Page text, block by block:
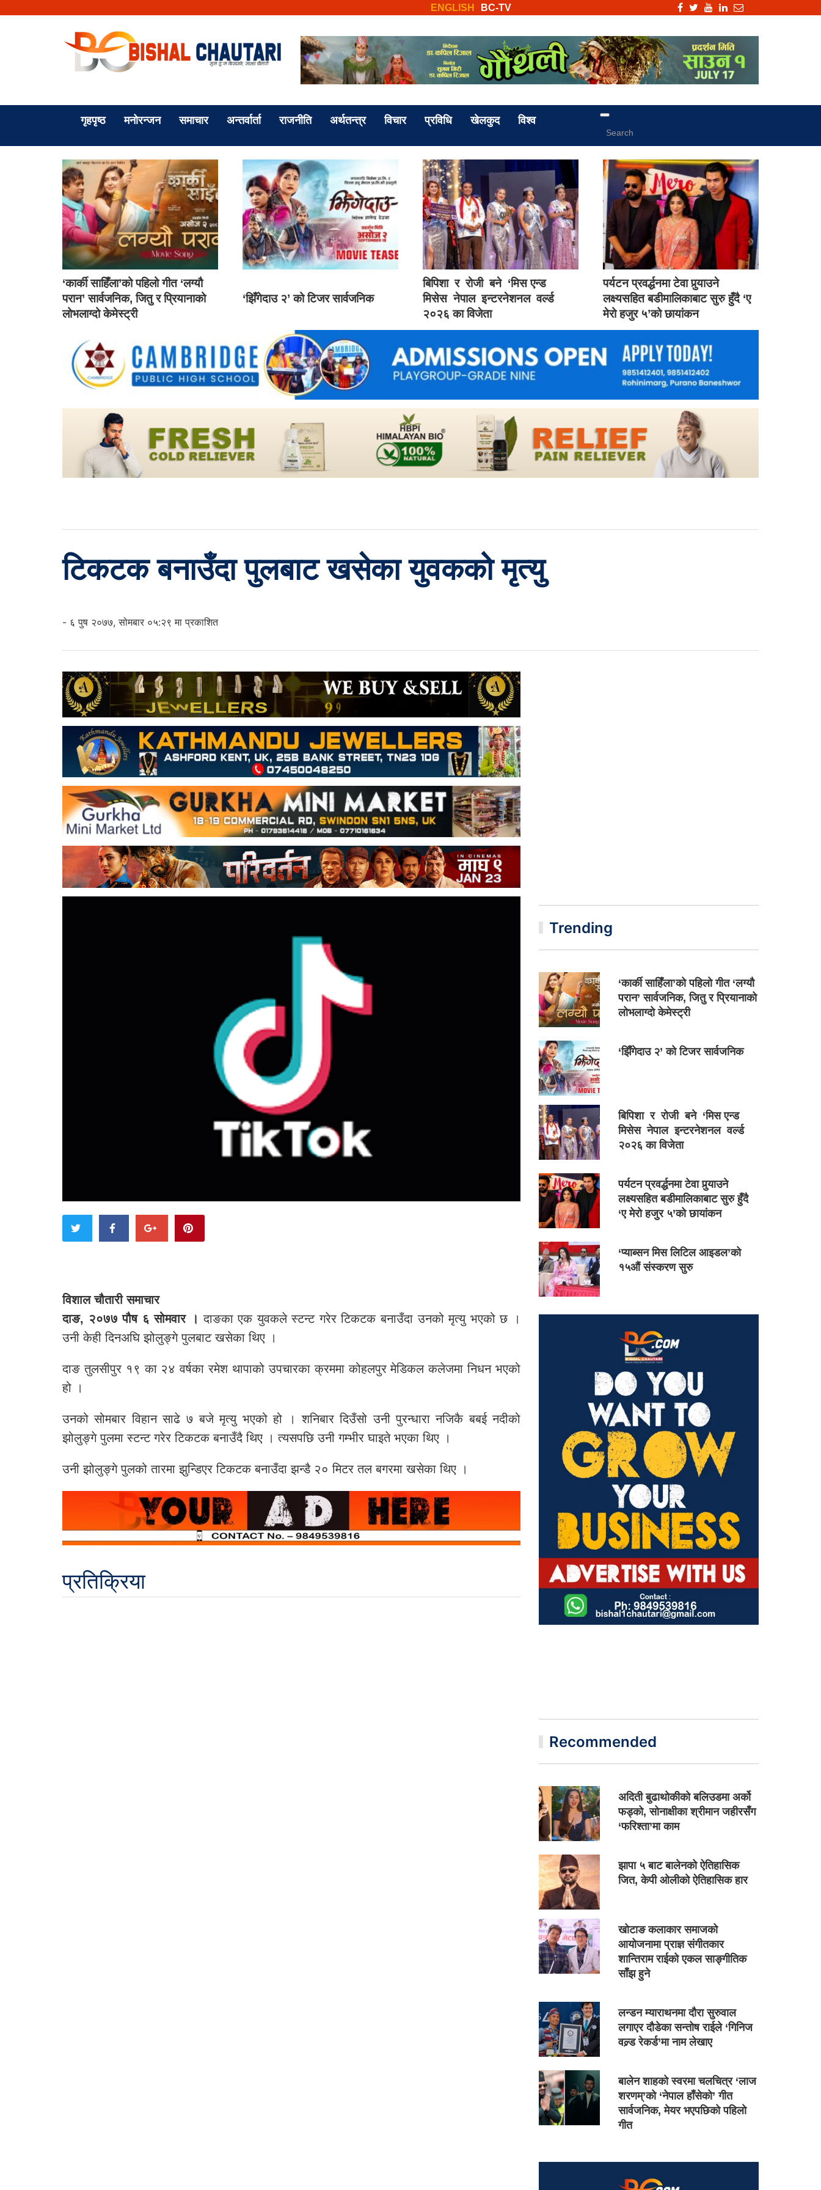
BC-TV
ENGLISH
गृहपृष्ठ मनोरन्जन समाचार अन्तर्वार्ता राजनीति अर्थतन्त्र विचार प्रविधि खेलकुद विश्व
‘कार्की साहिँला’को पहिलो गीत ‘लग्यौ
परान’ सार्वजनिक, जितु र प्रियानाको
लोभलाग्दो केमेस्ट्री
‘झिँगेदाउ २’ को टिजर सार्वजनिक
बिपिशा र रोजी बने ‘मिस एन्ड
मिसेस नेपाल इन्टरनेशनल वर्ल्ड
२०२६ का विजेता
पर्यटन प्रवर्द्धनमा टेवा पुर्‍याउने
लक्ष्यसहित बडीमालिकाबाट सुरु हुँदै ‘ए
मेरो हजुर ५’को छायांकन
टिकटक बनाउँदा पुलबाट खसेका युवकको मृत्यु
- ६ पुष २०७७, सोमबार ०५:२९ मा प्रकाशित
विशाल चौतारी समाचार
दाङ, २०७७ पौष ६ सोमवार ।दाङका एक युवकले स्टन्ट गरेर टिकटक बनाउँदा उनको मृत्यु भएको छ ।
उनी केही दिनअघि झोलुङ्गे पुलबाट खसेका थिए ।
दाङ तुलसीपुर १९ का २४ वर्षका रमेश थापाको उपचारका क्रममा कोहलपुर मेडिकल कलेजमा निधन भएको
हो ।
उनको सोमबार विहान साढे ७ बजे मृत्यु भएको हो । शनिबार दिउँसो उनी पुरन्धारा नजिकै बबई नदीको
झोलुङ्गे पुलमा स्टन्ट गरेर टिकटक बनाउँदै थिए । त्यसपछि उनी गम्भीर घाइते भएका थिए ।
उनी झोलुङ्गे पुलको तारमा झुन्डिएर टिकटक बनाउँदा झन्डै २० मिटर तल बगरमा खसेका थिए ।
प्रतिक्रिया
Trending
‘कार्की साहिँला’को पहिलो गीत ‘लग्यौ
परान’ सार्वजनिक, जितु र प्रियानाको
लोभलाग्दो केमेस्ट्री
‘झिँगेदाउ २’ को टिजर सार्वजनिक
बिपिशा र रोजी बने ‘मिस एन्ड
मिसेस नेपाल इन्टरनेशनल वर्ल्ड
२०२६ का विजेता
पर्यटन प्रवर्द्धनमा टेवा पुर्‍याउने
लक्ष्यसहित बडीमालिकाबाट सुरु हुँदै
‘ए मेरो हजुर ५’को छायांकन
‘प्याब्सन मिस लिटिल आइडल’को
१५औं संस्करण सुरु
Recommended
अदिती बुढाथोकीको बलिउडमा अर्को
फड्को, सोनाक्षीका श्रीमान जहीरसँग
‘फरिश्ता’मा काम
झापा ५ बाट बालेनको ऐतिहासिक
जित, केपी ओलीको ऐतिहासिक हार
खोटाङ कलाकार समाजको
आयोजनामा प्राज्ञ संगीतकार
शान्तिराम राईको एकल साङ्गीतिक
साँझ हुने
लन्डन म्याराथनमा दौरा सुरुवाल
लगाएर दौडेका सन्तोष राईले ‘गिनिज
वल्र्ड रेकर्ड’मा नाम लेखाए
बालेन शाहको स्वरमा चलचित्र ‘लाज
शरणम्’को ‘नेपाल हाँसेको’ गीत
सार्वजनिक, मेयर भएपछिको पहिलो
गीत